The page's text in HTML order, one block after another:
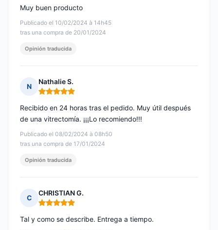
Publicado el 10/02/2024 à 14h45
tras una compra de 20/01/2024
Muy buen producto
Opinión traducida
N
Nathalie S.
Nota: 5 de 5
Publicado el 08/02/2024 à 08h50
tras una compra de 17/01/2024
Recibido en 24 horas tras el pedido. Muy útil después
de una vitrectomía. ¡¡¡Lo recomiendo!!!
Opinión traducida
C
CHRISTIAN G.
Nota: 5 de 5
Tal y como se describe. Entrega a tiempo.